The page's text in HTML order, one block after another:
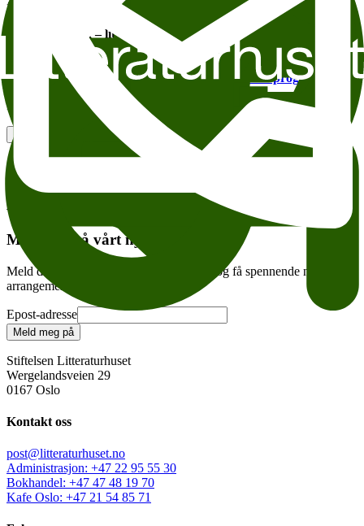
fagbøker og barnebøker.
Det er snikkikk – litterære førpremierer – på Litteraturhuset
hver tirsdag i sommer, i tillegg til et større sommerprogram med
arrangementer hele juni, juli og august.
Les mer om
sommerprogrammet her. (/nyheter/2010/sommerprogram.html)
Kjelleren Litteraturhuset Vi skal arve vinden
Legg til i kalender Kopier lenke Om tilgjengelighet
Tema:
Andre anbefalte arrangementer
Meld deg på vårt nyhetsbrev
Meld deg på vårt ukentlige nyhetsbrev – og få spennende nyheter og
arrangementer i innboksen hver uke!
Epost-adresse
Meld meg på
Stiftelsen Litteraturhuset
Wergelandsveien 29
0167 Oslo
Kontakt oss
post@litteraturhuset.no
Administrasjon: +47 22 95 55 30
Bokhandel: +47 47 48 19 70
Kafe Oslo: +47 21 54 85 71